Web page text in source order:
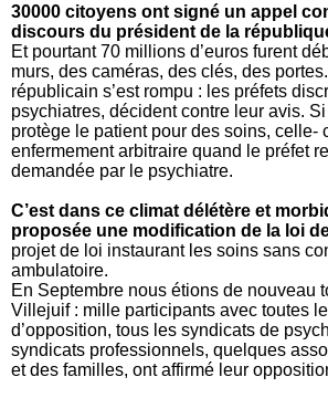
30000 citoyens ont signé un appel
discours du président de la
Et pourtant 70 millions d’euros furent
murs, des caméras, des clés, des
républicain s’est rompu : les préfets
psychiatres, décident contre leur avis.
protège le patient pour des soins, celle-
enfermement arbitraire quand le préfet
demandée par le psychiatre.
C’est dans ce climat délétère et
proposée une modification de la loi
projet de loi instaurant les soins sans
ambulatoire.
En Septembre nous étions de nouveau
Villejuif : mille participants avec toutes
d’opposition, tous les syndicats de
syndicats professionnels, quelques
et des familles, ont affirmé leur